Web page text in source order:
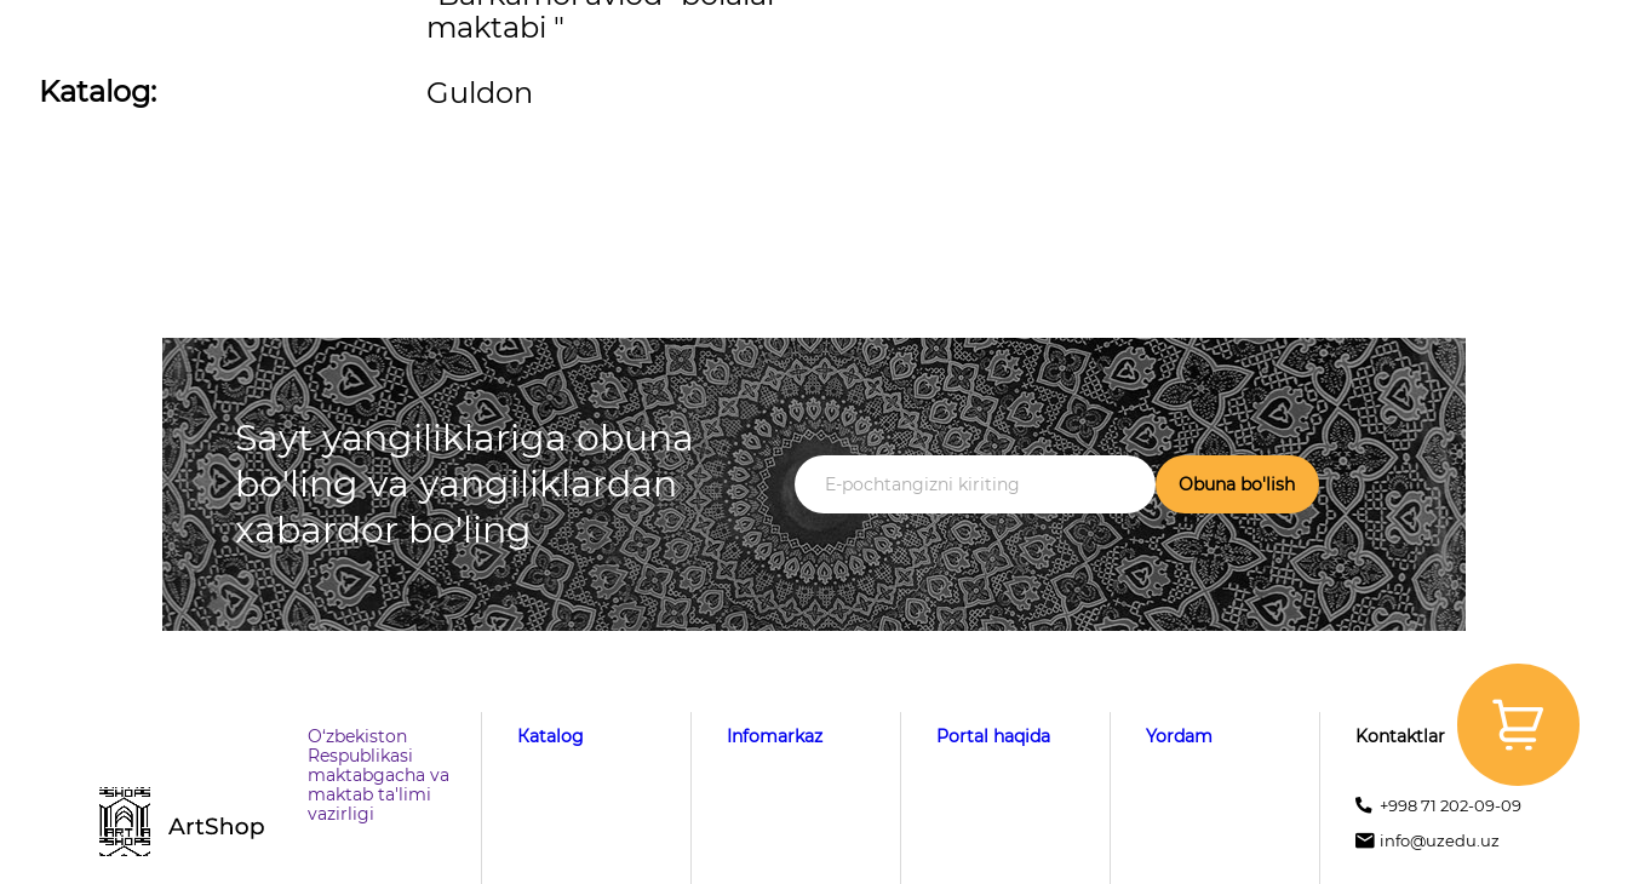
Katalog:
maktabi "
Guldon
Sayt yangiliklariga obuna
bo'ling va yangiliklardan
xabardor bo'ling
Obuna bo'lish
O‘zbekiston
Respublikasi
maktabgacha va
maktab ta'limi
vazirligi
Кatalog Infomarkaz Portal haqida Yordam Kontaktlar
+998 71 202-09-09
info@uzedu.uz